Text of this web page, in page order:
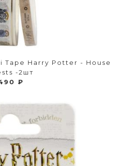
Tape Harry Potter - House
-2шт
₽